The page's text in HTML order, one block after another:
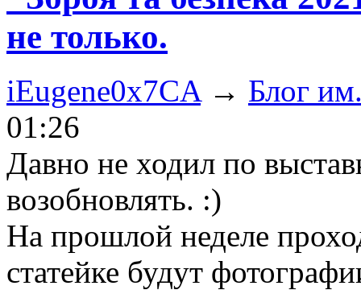
не только.
iEugene0x7CA→ Блог
01:26
Давно не ходил по
возобновлять. :)
На прошлой неделе
статейке будут